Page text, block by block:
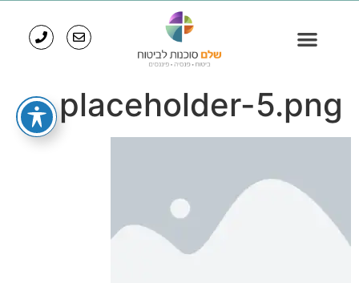
placeholder-5.png